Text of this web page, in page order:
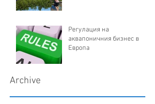
Регулация на
аквапоничния бизнес в
Европа
Archive